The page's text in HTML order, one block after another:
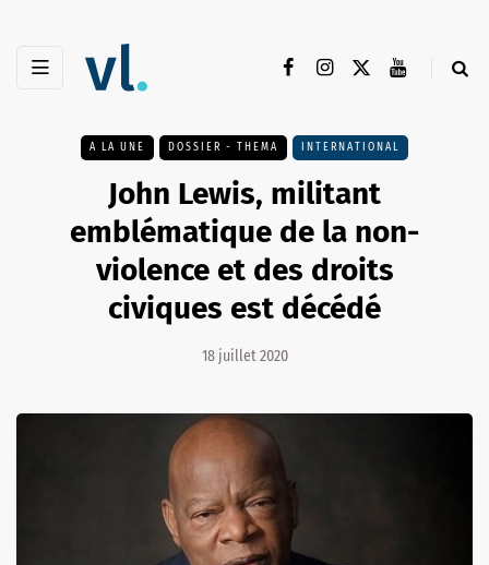
A LA UNE DOSSIER - THEMA INTERNATIONAL
John Lewis, militant
emblématique de la non-
violence et des droits
civiques est décédé
18 juillet 2020